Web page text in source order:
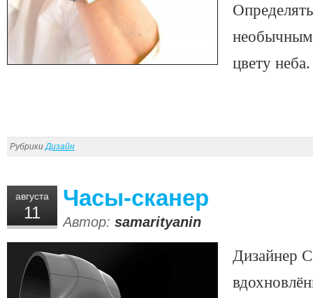
цвету неба.
Рубрики Дизайн
августа
11
Часы-сканер
Автор: samarityanin
Дизайнер